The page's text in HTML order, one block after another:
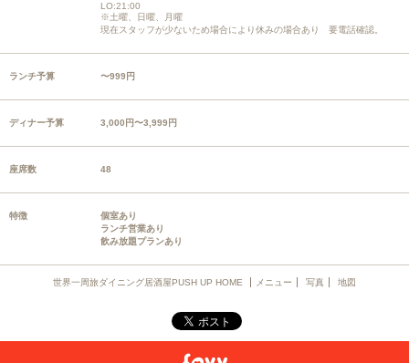
LO:21:00
※土曜、日曜、月曜
現在スタッフが少ないため場合により休みの場合あり 要電話確認。
ランチ予算 〜999円
ディナー予算 3,000円〜3,999円
座席数 48
特徴
個室あり
ランチ営業あり
飲み放題プランあり
世界一周旅ダイニング居酒屋PUSH UP HOME メニュー 写真 地図